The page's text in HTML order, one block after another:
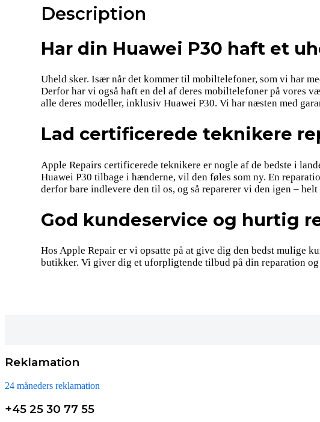
Description
Har din Huawei P30 haft et
Uheld sker. Især når det kommer til mobiltelefoner, som vi har
Derfor har vi også haft en del af deres mobiltelefoner på vores
alle deres modeller, inklusiv Huawei P30. Vi har næsten med
Lad certificerede teknikere
Apple Repairs certificerede teknikere er nogle af de bedste i
Huawei P30 tilbage i hænderne, vil den føles som ny. En
derfor bare indlevere den til os, og så reparerer vi den igen – helt
God kundeservice og hurtig
Hos Apple Repair er vi opsatte på at give dig den bedst mulige
butikker. Vi giver dig et uforpligtende tilbud på din reparation
Reklamation
24 måneders reklamation
+45 25 30 77 55